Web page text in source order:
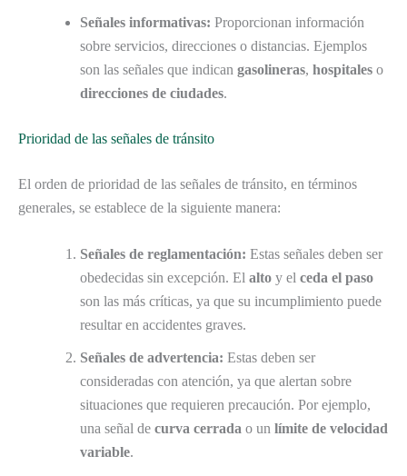
Señales informativas: Proporcionan información
sobre servicios, direcciones o distancias. Ejemplos
son las señales que indican gasolineras, hospitales o
direcciones de ciudades.
Prioridad de las señales de tránsito
El orden de prioridad de las señales de tránsito, en términos
generales, se establece de la siguiente manera:
Señales de reglamentación: Estas señales deben ser
obedecidas sin excepción. El alto y el ceda el paso
son las más críticas, ya que su incumplimiento puede
resultar en accidentes graves.
Señales de advertencia: Estas deben ser
consideradas con atención, ya que alertan sobre
situaciones que requieren precaución. Por ejemplo,
una señal de curva cerrada o un límite de velocidad
variable.